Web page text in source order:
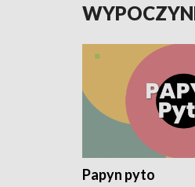
Papyn pyto